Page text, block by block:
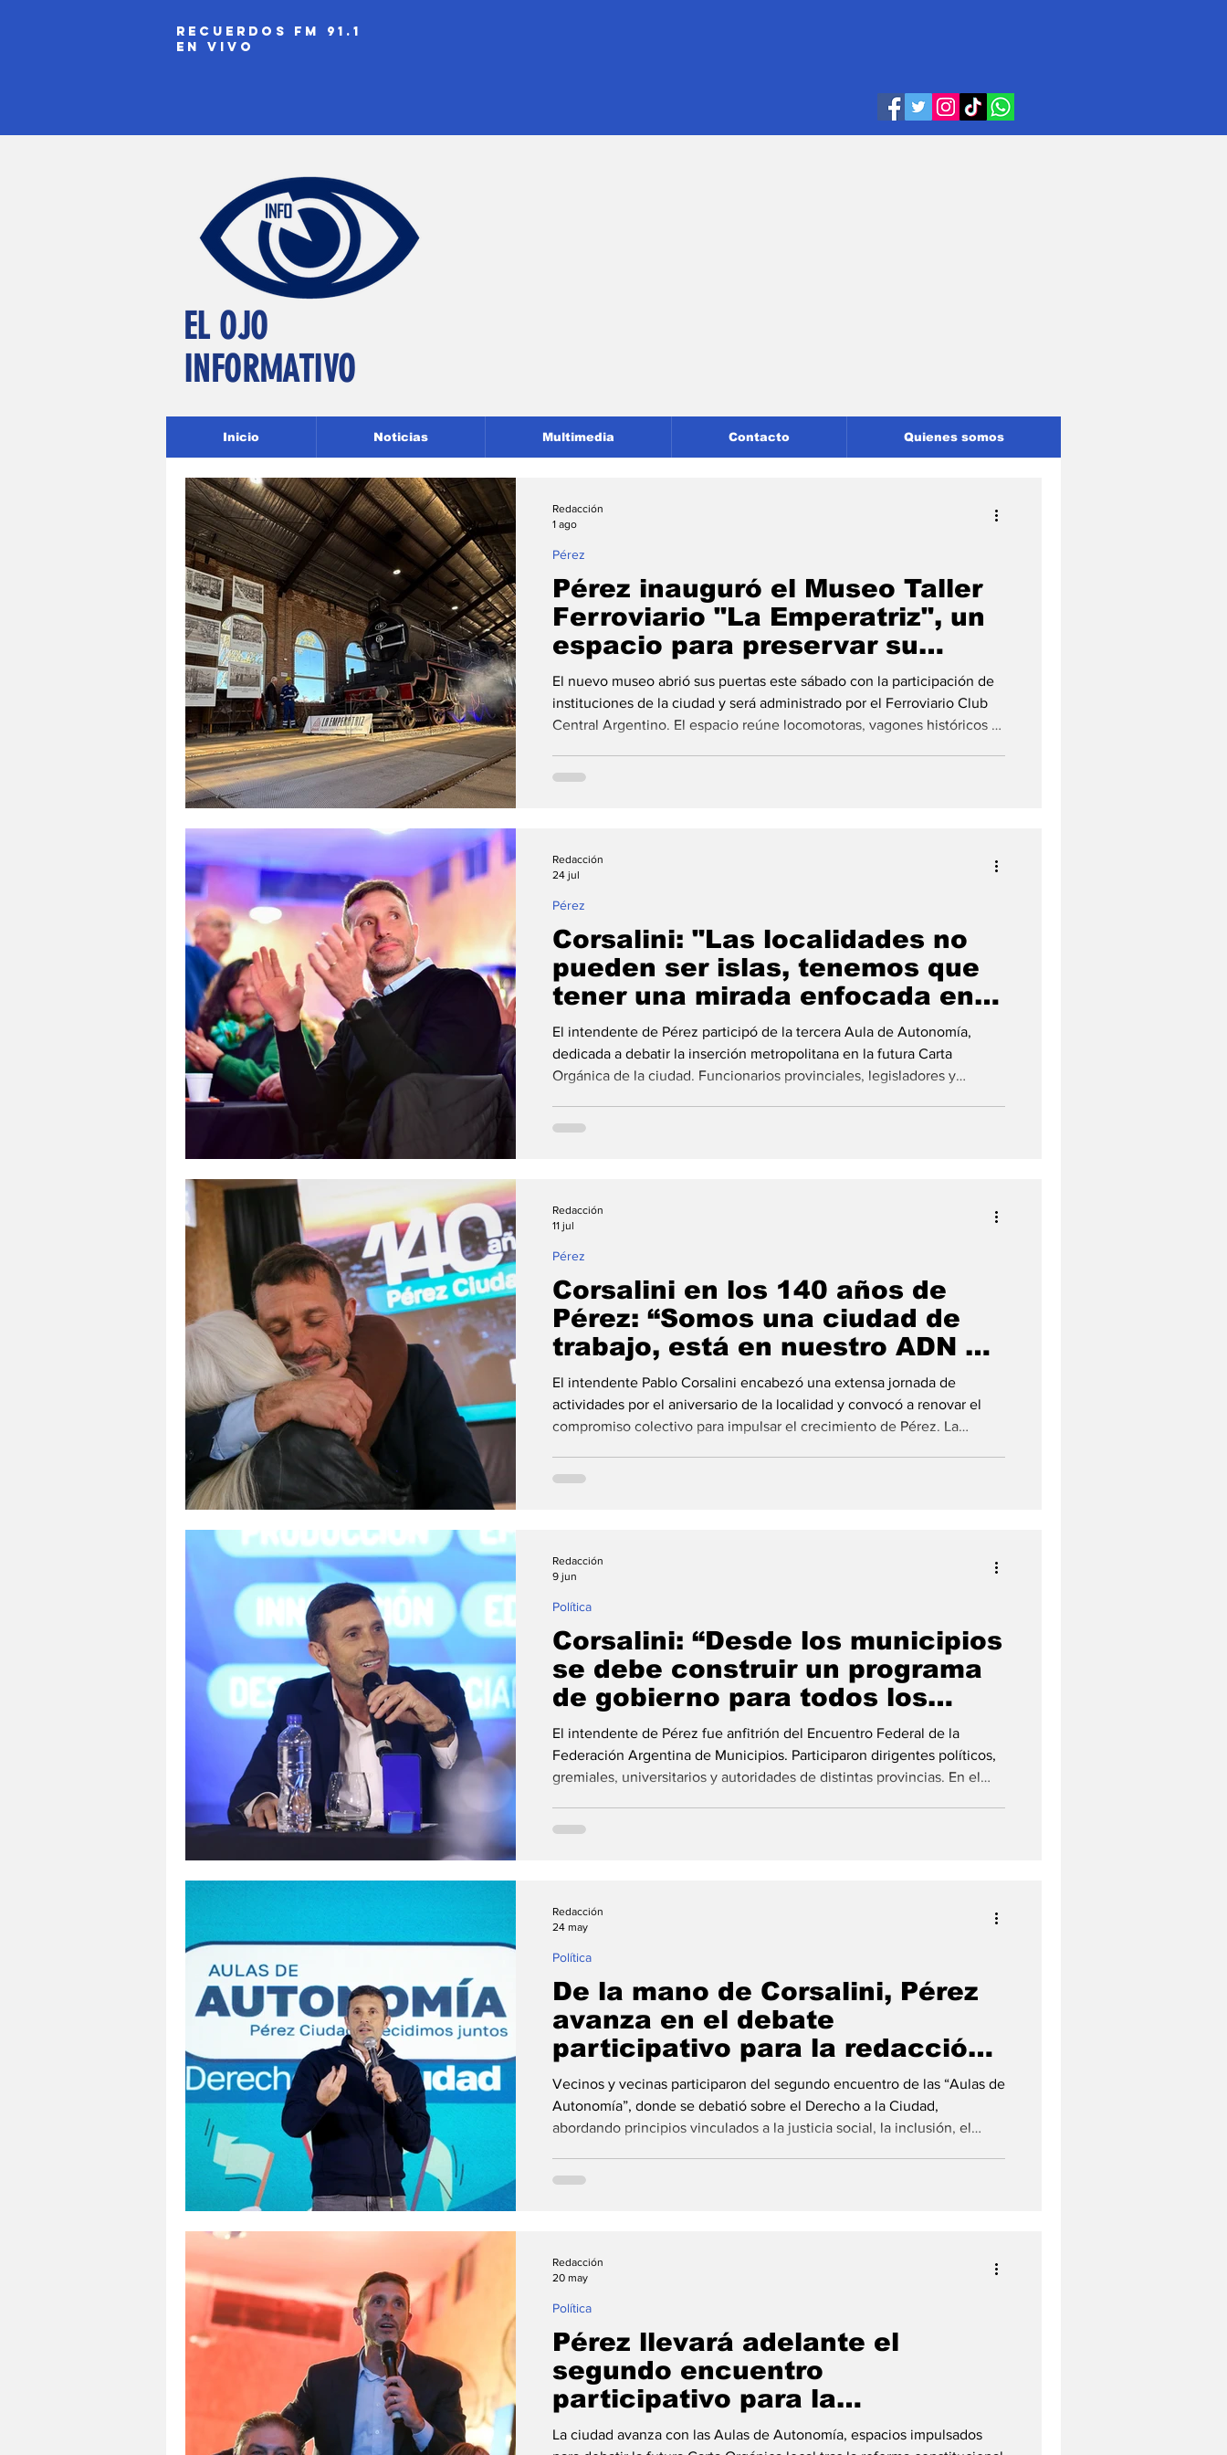
recuerdos fm 91.1
EN VIVO
EL OJO
INFORMATIVO
Inicio Noticias Multimedia Contacto Quienes somos
Pérez inauguró el Museo Taller
Ferroviario "La Emperatriz", un
espacio para preservar su
historia ferroviaria
El nuevo museo abrió sus puertas este sábado con la participación de
instituciones de la ciudad y será administrado por el Ferroviario Club
Central Argentino. El espacio reúne locomotoras, vagones históricos y
Pérez
Redacción
1 ago
Corsalini: "Las localidades no
pueden ser islas, tenemos que
tener una mirada enfocada en
la cooperación"
El intendente de Pérez participó de la tercera Aula de Autonomía,
dedicada a debatir la inserción metropolitana en la futura Carta
Orgánica de la ciudad. Funcionarios provinciales, legisladores y
Pérez
Redacción
24 jul
Corsalini en los 140 años de
Pérez: “Somos una ciudad de
trabajo, está en nuestro ADN y
lo replicamos en todos lados”
El intendente Pablo Corsalini encabezó una extensa jornada de
actividades por el aniversario de la localidad y convocó a renovar el
compromiso colectivo para impulsar el crecimiento de Pérez. La
Pérez
Redacción
11 jul
Corsalini: “Desde los municipios
se debe construir un programa
de gobierno para todos los
santafesinos”
El intendente de Pérez fue anfitrión del Encuentro Federal de la
Federación Argentina de Municipios. Participaron dirigentes políticos,
gremiales, universitarios y autoridades de distintas provincias. En el
Política
Redacción
9 jun
De la mano de Corsalini, Pérez
avanza en el debate
participativo para la redacción
de su Carta Orgánica
Vecinos y vecinas participaron del segundo encuentro de las “Aulas de
Autonomía”, donde se debatió sobre el Derecho a la Ciudad,
abordando principios vinculados a la justicia social, la inclusión, el
Política
Redacción
24 may
Pérez llevará adelante el
segundo encuentro
participativo para la
conformación de la Carta
La ciudad avanza con las Aulas de Autonomía, espacios impulsados
Política
Redacción
20 may